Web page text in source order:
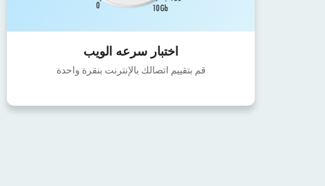
اختبار سرعه الويب
قم بتقييم اتصالك بالإنترنت بنقرة واحدة